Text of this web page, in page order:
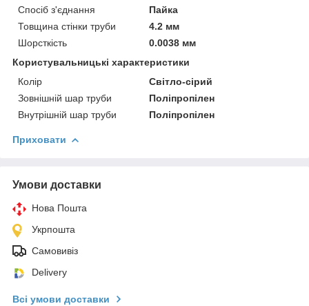
Спосіб з'єднання
Пайка
Товщина стінки труби
4.2 мм
Шорсткість
0.0038 мм
Користувальницькі характеристики
Колір
Світло-сірий
Зовнішній шар труби
Поліпропілен
Внутрішній шар труби
Поліпропілен
Приховати
Умови доставки
Нова Пошта
Укрпошта
Самовивіз
Delivery
Всі умови доставки